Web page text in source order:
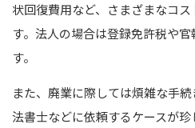
状回復費用など、さまざまなコ
す。法人の場合は登録免許税や
す。
また、廃業に際しては煩雑な手
法書士などに依頼するケースが